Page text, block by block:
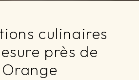
culinaires
près de
Orange